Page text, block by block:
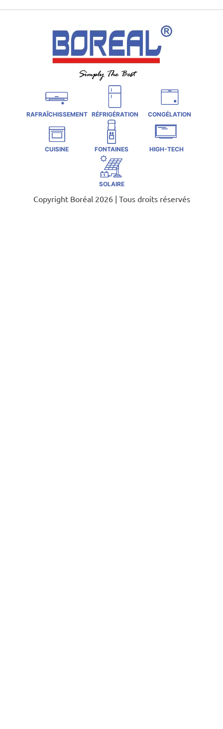
RAFRAÎCHISSEMENT RÉFRIGÉRATION CONGÉLATION
CUISINE FONTAINES HIGH-TECH
SOLAIRE
Copyright Boréal 2026 | Tous droits réservés